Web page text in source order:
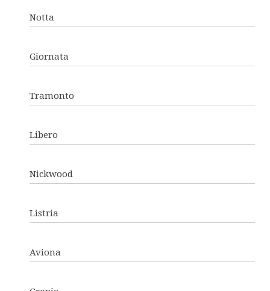
Notta
Giornata
Tramonto
Libero
Nickwood
Listria
Aviona